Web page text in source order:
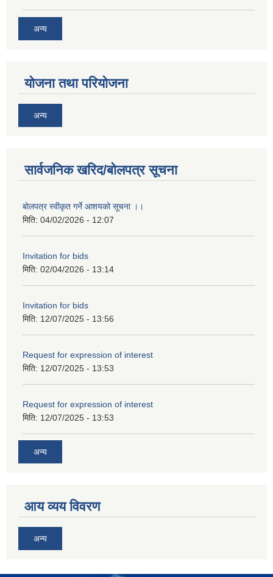
अन्य
योजना तथा परियोजना
अन्य
सार्वजनिक खरिद/बोलपत्र सूचना
बोलपत्र स्वीकृत गर्ने आशयको सूचना ।।
मिति: 04/02/2026 - 12:07
Invitation for bids
मिति: 02/04/2026 - 13:14
Invitation for bids
मिति: 12/07/2025 - 13:56
Request for expression of interest
मिति: 12/07/2025 - 13:53
Request for expression of interest
मिति: 12/07/2025 - 13:53
अन्य
आय व्यय विवरण
अन्य